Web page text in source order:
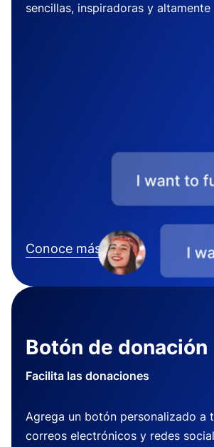
sencillas, inspiradoras y
Conoce más
Botón de donación
Facilita las donaciones
Agrega un botón personalizado a
correos electrónicos y redes